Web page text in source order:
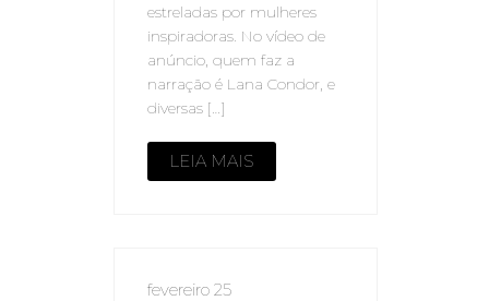
estreladas por mulheres
inspiradoras. No vídeo de
anúncio, quem faz a
narração é Lana Condor, e
diversas […]
LEIA MAIS
fevereiro 25